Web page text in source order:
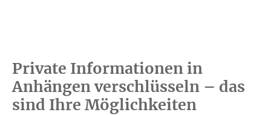
Private Informationen in
Anhängen verschlüsseln – das
sind Ihre Möglichkeiten